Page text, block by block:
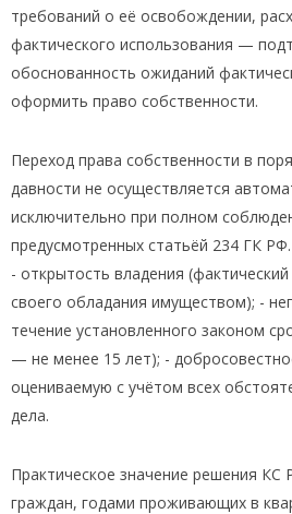
требований о её освобождении,
фактического использования —
обоснованность ожиданий
оформить право собственности.
Переход права собственности в
давности не осуществляется
исключительно при полном
предусмотренных статьёй 234 ГК
- открытость владения
своего обладания имуществом); -
течение установленного законом
— не менее 15 лет); -
оцениваемую с учётом всех
дела.
Практическое значение решения КС
граждан, годами проживающих в